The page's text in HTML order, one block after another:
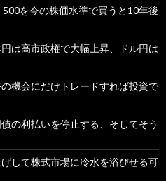
を今の株価水準で買うと10年後
は高市政権で大幅上昇、ドル円は
機会にだけトレードすれば投資で
の利払いを停止する、そしてそう
して株式市場に冷水を浴びせる可